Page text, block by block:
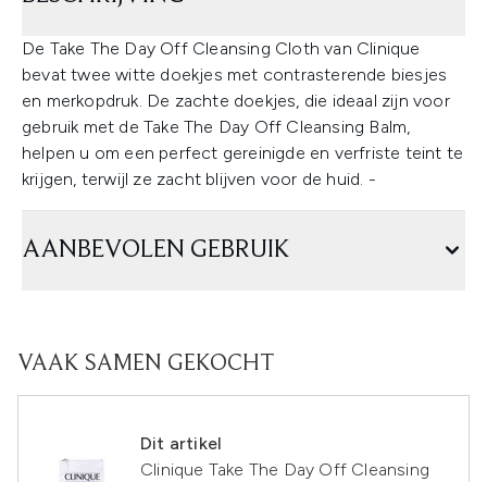
De Take The Day Off Cleansing Cloth van Clinique
bevat twee witte doekjes met contrasterende biesjes
en merkopdruk. De zachte doekjes, die ideaal zijn voor
gebruik met de Take The Day Off Cleansing Balm,
helpen u om een perfect gereinigde en verfriste teint te
krijgen, terwijl ze zacht blijven voor de huid. -
AANBEVOLEN GEBRUIK
VAAK SAMEN GEKOCHT
Dit artikel
Clinique Take The Day Off Cleansing